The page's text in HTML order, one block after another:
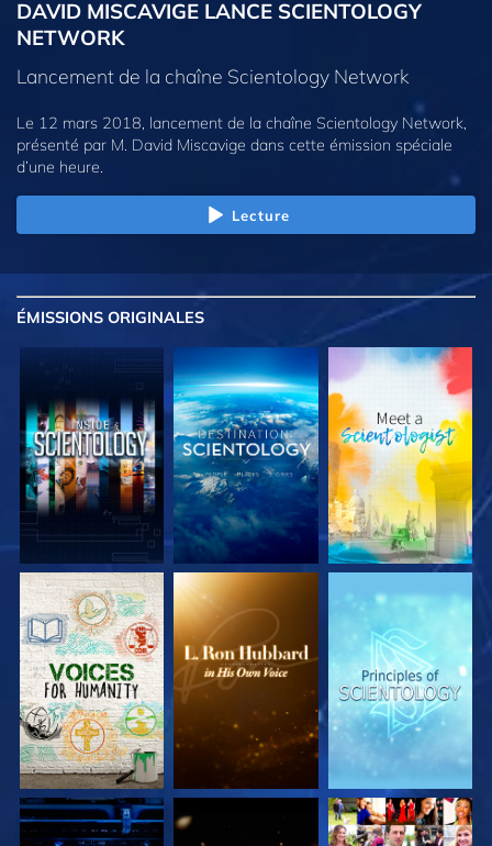
DAVID MISCAVIGE LANCE SCIENTOLOGY
NETWORK
Lancement de la chaîne Scientology Network
Le 12 mars 2018, lancement de la chaîne Scientology Network,
présenté par M. David Miscavige dans cette émission spéciale
d’une heure.
Lecture
ÉMISSIONS ORIGINALES
DÉCOUVRIR LES
SÉRIES
DÉCOUVRIR LES
SÉRIES
DÉCOUVRIR LES
SÉRIES